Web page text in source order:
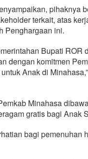
pihaknya
terkait, atas
Penghargaan ini.
Bupati ROR
dengan komitmen
Anak di
Minahasa
gratis bagi Anak
bagi pemenuhan